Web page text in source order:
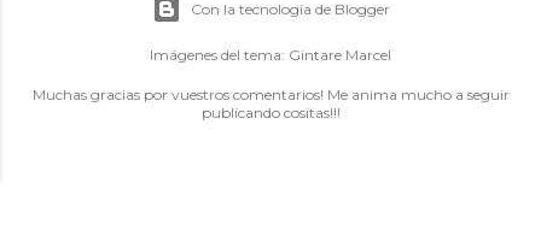
Con la tecnología de Blogger
Imágenes del tema: Gintare Marcel
Muchas gracias por vuestros comentarios! Me anima mucho a seguir
publicando cositas!!!